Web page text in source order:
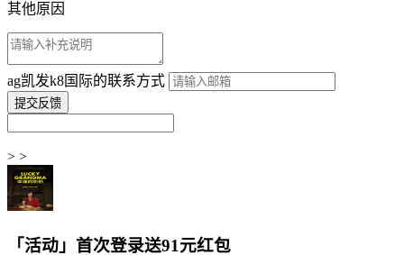
其他原因
ag凯发k8国际的联系方式
> >
「活动」首次登录送91元红包